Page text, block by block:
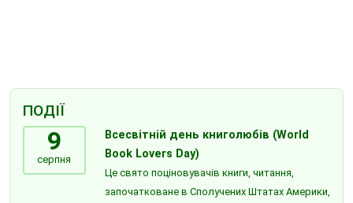
ПОДІЇ
9
серпня
Всесвітній день книголюбів (World
Book Lovers Day)
Це свято поціновувачів книги, читання,
започатковане в Сполучених Штатах Америки,